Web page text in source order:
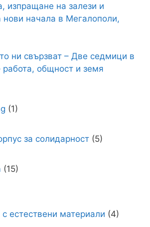
изпращане на залези и
начала в Мегалополи,
ни свързват – Две седмици в
работа, общност и земя
(1)
за солидарност (5)
(15)
естествени материали (4)